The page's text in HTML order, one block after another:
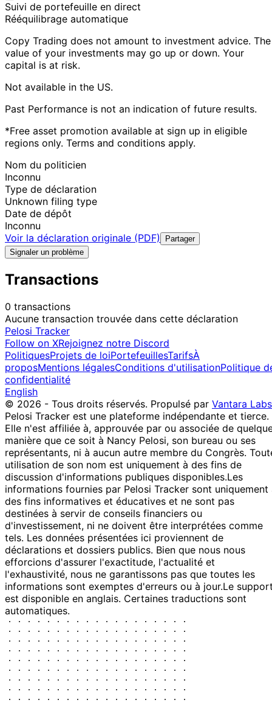
Suivi de portefeuille en direct
Rééquilibrage automatique
Copy Trading does not amount to investment advice. The
value of your investments may go up or down. Your
capital is at risk.
Not available in the US.
Past Performance is not an indication of future results.
*Free asset promotion available at sign up in eligible
regions only. Terms and conditions apply.
Nom du politicien
Inconnu
Type de déclaration
Unknown filing type
Date de dépôt
Inconnu
Voir la déclaration originale (PDF)
Partager
Signaler un problème
Transactions
0 transactions
Aucune transaction trouvée dans cette déclaration
Pelosi Tracker
Follow on XRejoignez notre Discord
PolitiquesProjets de loiPortefeuillesTarifsÀ
proposMentions légalesConditions d'utilisationPolitique
confidentialité
English
© 2026 - Tous droits réservés. Propulsé par Vantara Labs
Pelosi Tracker est une plateforme indépendante et tierce.
Elle n'est affiliée à, approuvée par ou associée de
manière que ce soit à Nancy Pelosi, son bureau ou ses
représentants, ni à aucun autre membre du Congrès.
utilisation de son nom est uniquement à des fins de
discussion d'informations publiques disponibles.Les
informations fournies par Pelosi Tracker sont uniquement
des fins informatives et éducatives et ne sont pas
destinées à servir de conseils financiers ou
d'investissement, ni ne doivent être interprétées comme
tels. Les données présentées ici proviennent de
déclarations et dossiers publics. Bien que nous nous
efforcions d'assurer l'exactitude, l'actualité et
l'exhaustivité, nous ne garantissons pas que toutes les
informations sont exemptes d'erreurs ou à jour.Le
est disponible en anglais. Certaines traductions sont
automatiques.